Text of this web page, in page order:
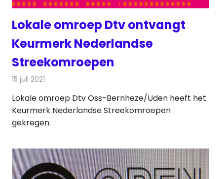
Lokale omroep Dtv ontvangt
Keurmerk Nederlandse
Streekomroepen
15 juli 2021
Lokale omroep Dtv Oss-Bernheze/Uden heeft het
Keurmerk Nederlandse Streekomroepen
gekregen.